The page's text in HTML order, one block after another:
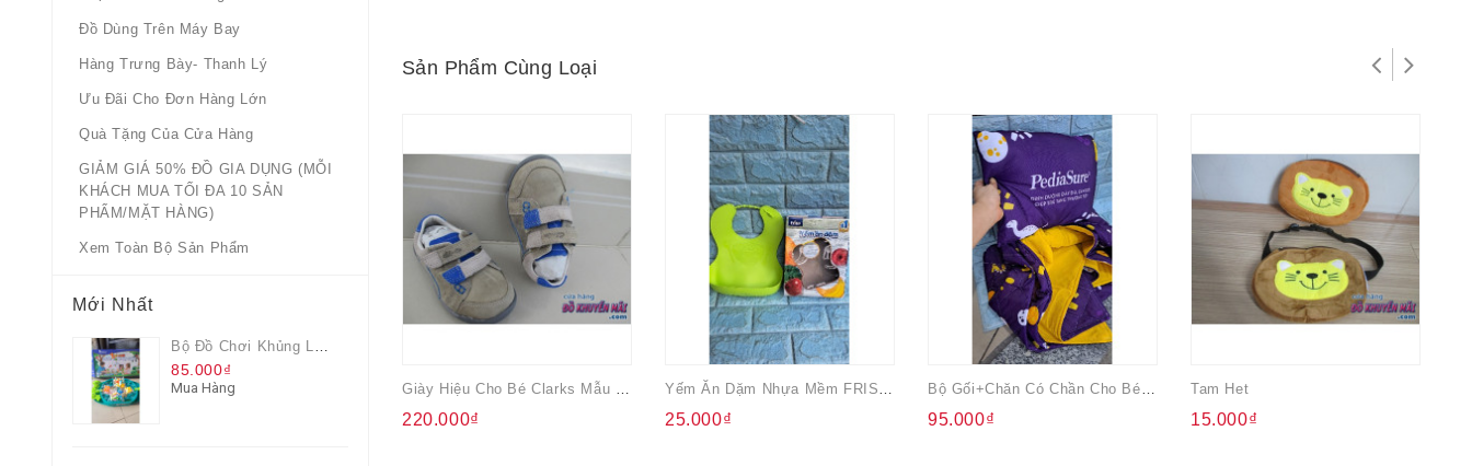
Đồ Dùng Trên Máy Bay
Hàng Trưng Bày- Thanh Lý
Ưu Đãi Cho Đơn Hàng Lớn
Quà Tặng Của Cửa Hàng
GIẢM GIÁ 50% ĐỒ GIA DỤNG (MỖI
KHÁCH MUA TỐI ĐA 10 SẢN
PHẨM/MẶT HÀNG)
Xem Toàn Bộ Sản Phẩm
Mới Nhất
Bộ Đồ Chơi Khủng Long Đại Chiến
85.000₫
Mua Hàng
Sản Phẩm Cùng Loại
220.000₫ 25.000₫ 95.000₫
Tam Het
15.000₫